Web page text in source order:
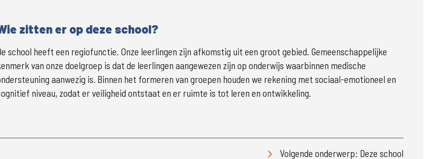
zitten er op deze school?
school heeft een regiofunctie. Onze leerlingen zijn afkomstig uit een groot gebied. Gemeenschappelijke
van onze doelgroep is dat de leerlingen aangewezen zijn op onderwijs waarbinnen medische
aanwezig is. Binnen het formeren van groepen houden we rekening met sociaal-emotioneel en
niveau, zodat er veiligheid ontstaat en er ruimte is tot leren en ontwikkeling.
Volgende onderwerp: Deze school